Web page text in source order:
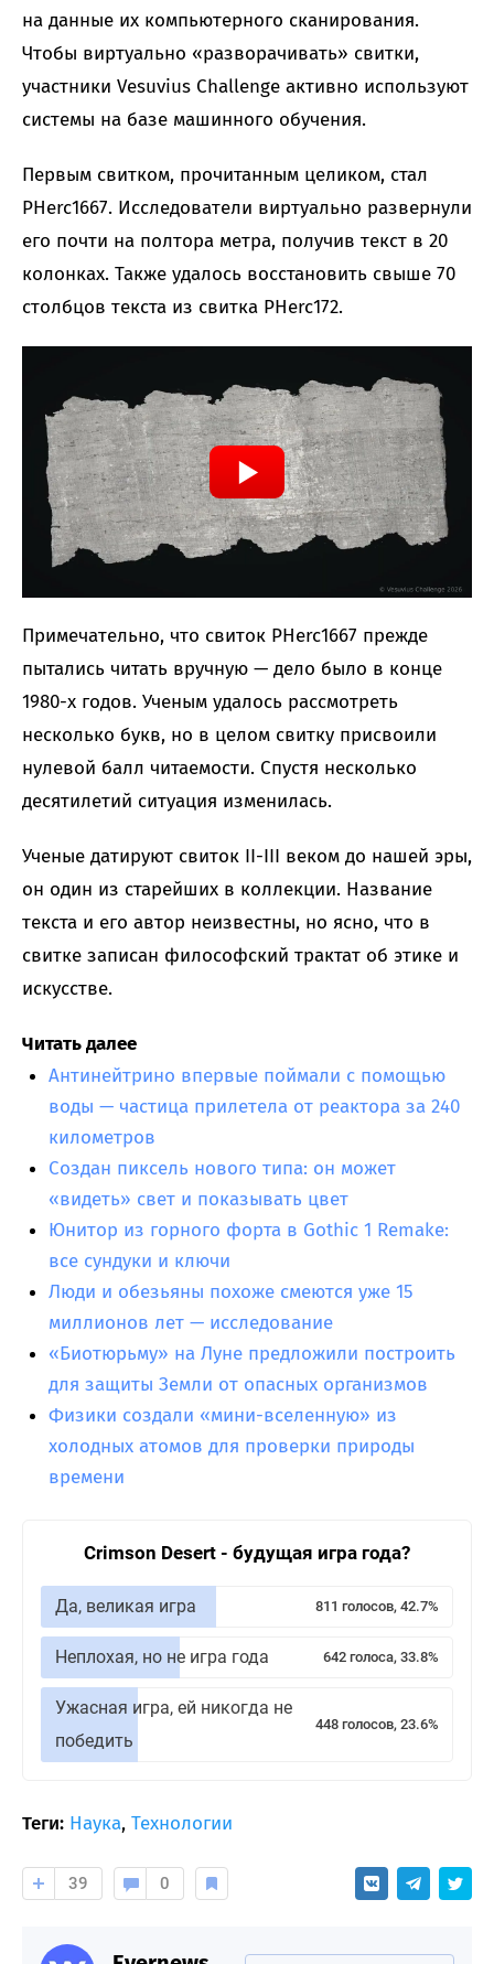
на данные их компьютерного сканирования.
Чтобы виртуально «разворачивать» свитки,
участники Vesuvius Challenge активно используют
системы на базе машинного обучения.
Первым свитком, прочитанным целиком, стал
PHerc1667. Исследователи виртуально развернули
его почти на полтора метра, получив текст в 20
колонках. Также удалось восстановить свыше 70
столбцов текста из свитка PHerc172.
Примечательно, что свиток PHerc1667 прежде
пытались читать вручную — дело было в конце
1980-х годов. Ученым удалось рассмотреть
несколько букв, но в целом свитку присвоили
нулевой балл читаемости. Спустя несколько
десятилетий ситуация изменилась.
Ученые датируют свиток II-III веком до нашей эры,
он один из старейших в коллекции. Название
текста и его автор неизвестны, но ясно, что в
свитке записан философский трактат об этике и
искусстве.
Читать далее
Антинейтрино впервые поймали с помощью
воды — частица прилетела от реактора за 240
километров
Создан пиксель нового типа: он может
«видеть» свет и показывать цвет
Юнитор из горного форта в Gothic 1 Remake:
все сундуки и ключи
Люди и обезьяны похоже смеются уже 15
миллионов лет — исследование
«Биотюрьму» на Луне предложили построить
для защиты Земли от опасных организмов
Физики создали «мини-вселенную» из
холодных атомов для проверки природы
времени
Crimson Desert - будущая игра года?
Да, великая игра 811 голосов, 42.7%
Неплохая, но не игра года 642 голоса, 33.8%
Ужасная игра, ей никогда не
победить
448 голосов, 23.6%
Теги: Наука, Технологии
39 0